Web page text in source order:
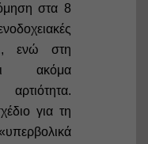
στα 8
ενώ στη
ακόμα
για τη